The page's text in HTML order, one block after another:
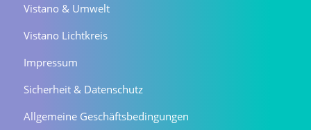
Vistano & Umwelt
Vistano Lichtkreis
Impressum
Sicherheit & Datenschutz
Allgemeine Geschäftsbedingungen